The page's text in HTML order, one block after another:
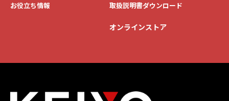
お役立ち情報
取扱説明書ダウンロード
オンラインストア